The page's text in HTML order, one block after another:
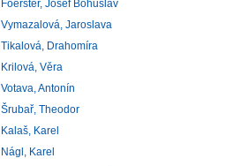
Foerster, Josef Bohuslav
Vymazalová, Jaroslava
Tikalová, Drahomíra
Krilová, Věra
Votava, Antonín
Šrubař, Theodor
Kalaš, Karel
Nágl, Karel